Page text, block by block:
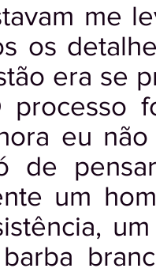
me
os
era se
eu não
de
um
um